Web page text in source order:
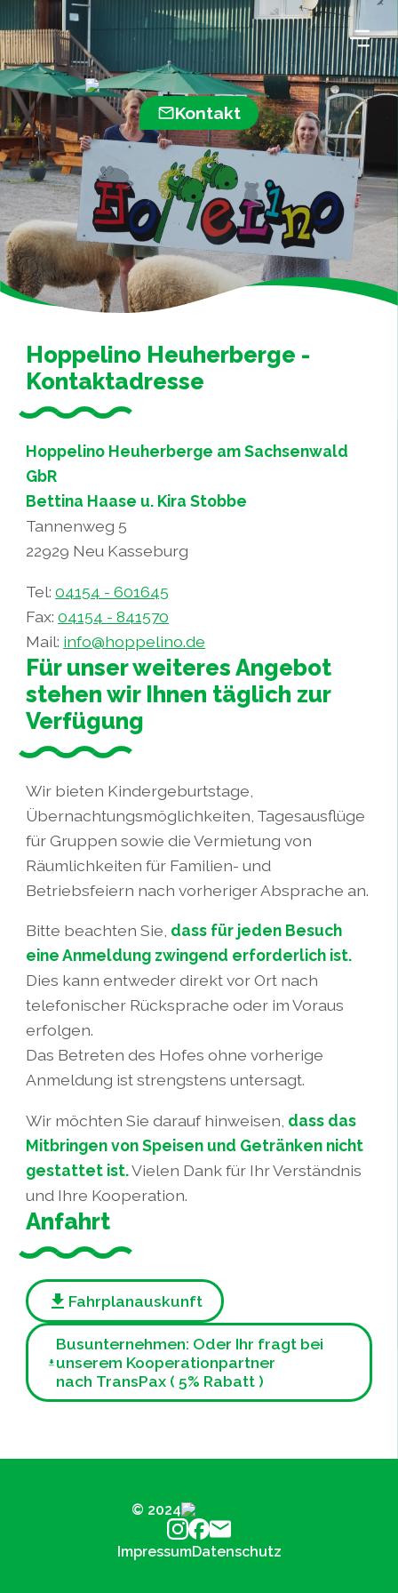
Kontakt
Hoppelino Heuherberge -
Kontaktadresse
Hoppelino Heuherberge am Sachsenwald
GbR
Bettina Haase u. Kira Stobbe
Tannenweg 5
22929 Neu Kasseburg
Tel:04154 - 601645
Fax:04154 - 841570
Mail: info@hoppelino.de
Für unser weiteres Angebot
stehen wir Ihnen täglich zur
Verfügung
Wir bieten Kindergeburtstage,
Übernachtungsmöglichkeiten, Tagesausflüge
für Gruppen sowie die Vermietung von
Räumlichkeiten für Familien- und
Betriebsfeiern nach vorheriger Absprache an.
Bitte beachten Sie, dass für jeden Besuch
eine Anmeldung zwingend erforderlich ist.
Dies kann entweder direkt vor Ort nach
telefonischer Rücksprache oder im Voraus
erfolgen.
Das Betreten des Hofes ohne vorherige
Anmeldung ist strengstens untersagt.
Wir möchten Sie darauf hinweisen, dass das
Mitbringen von Speisen und Getränken nicht
gestattet ist.Vielen Dank für Ihr Verständnis
und Ihre Kooperation.
Anfahrt
Fahrplanauskunft
Busunternehmen: Oder Ihr fragt bei
unserem Kooperationpartner
nach TransPax ( 5% Rabatt )
© 2024
ImpressumDatenschutz